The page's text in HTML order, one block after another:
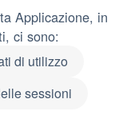
Applicazione, in
ci sono:
di utilizzo
sessioni